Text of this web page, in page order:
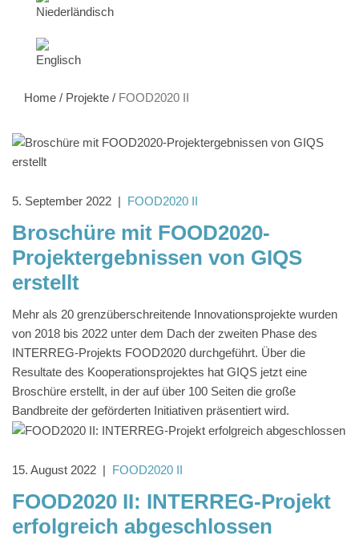
Home / Projekte / FOOD2020 II
5. September 2022 | FOOD2020 II
Broschüre mit FOOD2020-
Projektergebnissen von GIQS
erstellt
Mehr als 20 grenzüberschreitende Innovationsprojekte wurden
von 2018 bis 2022 unter dem Dach der zweiten Phase des
INTERREG-Projekts FOOD2020 durchgeführt. Über die
Resultate des Kooperationsprojektes hat GIQS jetzt eine
Broschüre erstellt, in der auf über 100 Seiten die große
Bandbreite der geförderten Initiativen präsentiert wird.
15. August 2022 | FOOD2020 II
FOOD2020 II: INTERREG-Projekt
erfolgreich abgeschlossen